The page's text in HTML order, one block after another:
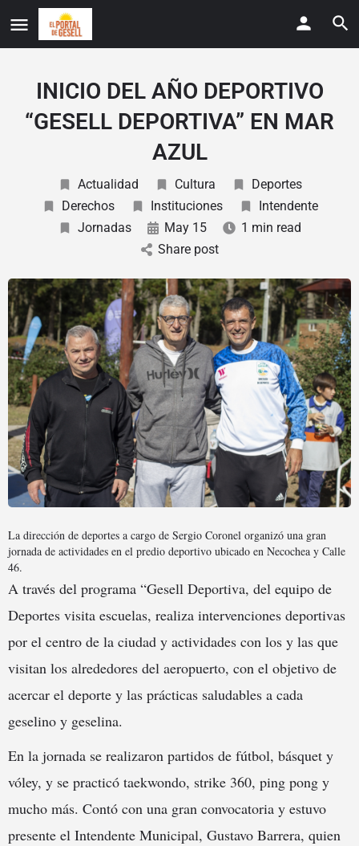
INICIO DEL AÑO DEPORTIVO
“GESELL DEPORTIVA” EN MAR
AZUL
Actualidad Cultura
Deportes
Derechos
Instituciones
Intendente
Jornadas
May 15
1 min read
Share post
La dirección de deportes a cargo de Sergio Coronel organizó una gran
jornada de actividades en el predio deportivo ubicado en Necochea y Calle
46.
A través del programa “Gesell Deportiva, del equipo de
Deportes visita escuelas, realiza intervenciones deportivas
por el centro de la ciudad y actividades con los y las que
visitan los alrededores del aeropuerto, con el objetivo de
acercar el deporte y las prácticas saludables a cada
geselino y geselina.
En la jornada se realizaron partidos de fútbol, básquet y
vóley, y se practicó taekwondo, strike 360, ping pong y
mucho más. Contó con una gran convocatoria y estuvo
presente el Intendente Municipal, Gustavo Barrera, quien